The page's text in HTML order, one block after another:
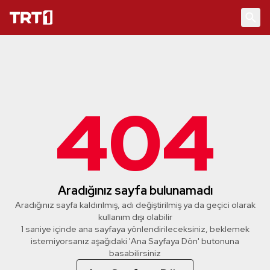
404
Aradığınız sayfa bulunamadı
Aradığınız sayfa kaldırılmış, adı değiştirilmiş ya da geçici olarak
kullanım dışı olabilir
1 saniye içinde ana sayfaya yönlendirileceksiniz, beklemek
istemiyorsanız aşağıdaki 'Ana Sayfaya Dön' butonuna
basabilirsiniz